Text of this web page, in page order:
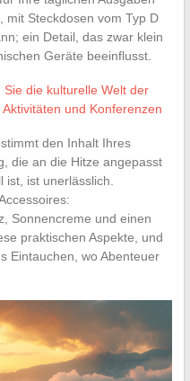
mit Steckdosen vom Typ D
ein Detail, das zwar klein
Geräte beeinflusst.
Sie die kulturelle Welt der
und Konferenzen
den Inhalt Ihres
die an die Hitze angepasst
ist unerlässlich.
Sonnencreme und einen
praktischen Aspekte, und
Eintauchen, wo Abenteuer